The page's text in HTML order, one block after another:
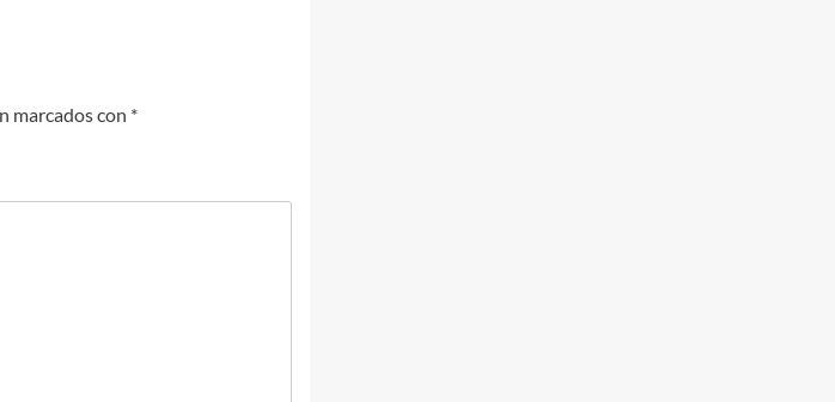
marcados con *